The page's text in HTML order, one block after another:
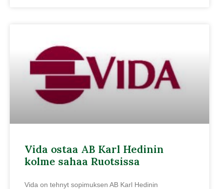
Vida ostaa AB Karl Hedinin
kolme sahaa Ruotsissa
Vida on tehnyt sopimuksen AB Karl Hedinin